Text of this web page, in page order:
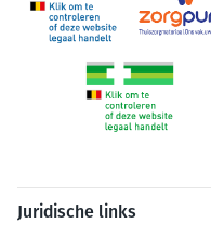
Juridische links